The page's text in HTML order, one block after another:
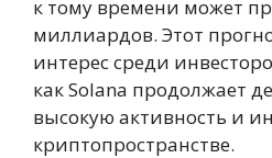
к тому времени может
миллиардов. Этот
интерес среди
как Solana продолжает
высокую активность и
криптопространстве.